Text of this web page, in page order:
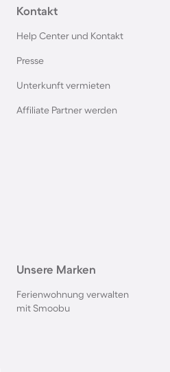
Kontakt
Help Center und Kontakt
Presse
Unterkunft vermieten
Affiliate Partner werden
Unsere Marken
Ferienwohnung verwalten
mit Smoobu